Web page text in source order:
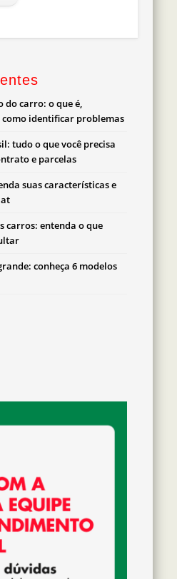
do carro: o que é,
como identificar problemas
tudo o que você precisa
e parcelas
suas características e
carros: entenda o que
conheça 6 modelos